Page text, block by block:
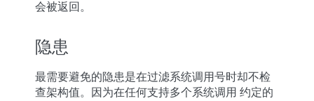
会被返回。
隐患
最需要避免的隐患是在过滤系统调用号时却不检
查架构值。因为在任何支持多个系统调用 约定的